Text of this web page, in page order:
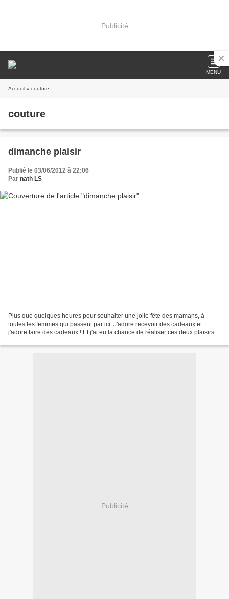
Publicité
MENU
Accueil » couture
couture
dimanche plaisir
Publié le 03/06/2012 à 22:06
Par nath LS
Plus que quelques heures pour souhaiter une jolie fête des mamans, à
toutes les femmes qui passent par ici. J'adore recevoir des cadeaux et
j'adore faire des cadeaux ! Et j'ai eu la chance de réaliser ces deux plaisirs
Publicité